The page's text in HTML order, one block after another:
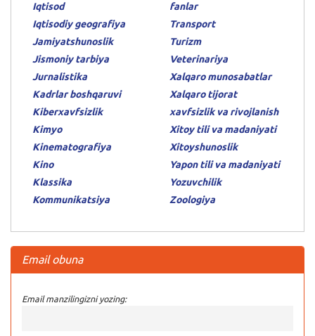
Iqtisod
Iqtisodiy geografiya
Jamiyatshunoslik
Jismoniy tarbiya
Jurnalistika
Kadrlar boshqaruvi
Kiberxavfsizlik
Kimyo
Kinematografiya
Kino
Klassika
Kommunikatsiya
fanlar
Transport
Turizm
Veterinariya
Xalqaro munosabatlar
Xalqaro tijorat
xavfsizlik va rivojlanish
Xitoy tili va madaniyati
Xitoyshunoslik
Yapon tili va madaniyati
Yozuvchilik
Zoologiya
Email obuna
Email manzilingizni yozing: